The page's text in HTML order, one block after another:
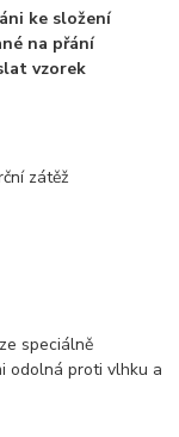
ke složení
na přání
vzorek
zátěž
speciálně
odolná proti vlhku a